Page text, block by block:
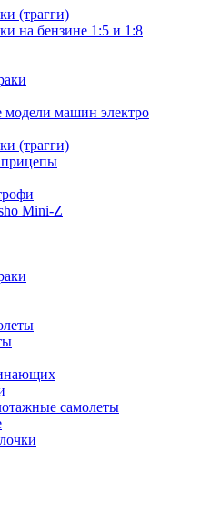
(трагги)
на бензине 1:5 и 1:8
модели машин электро
(трагги)
прицепы
Mini-Z
самолеты